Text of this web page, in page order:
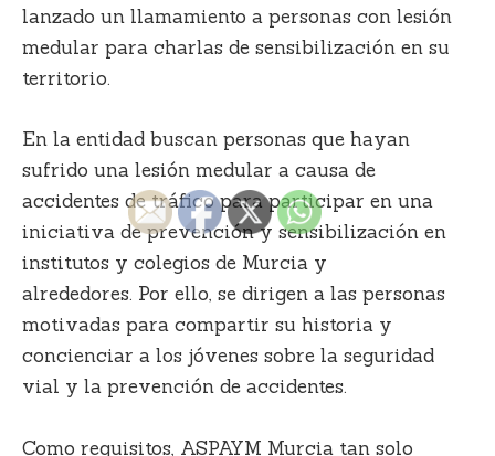
lanzado un llamamiento a personas con lesión
medular para charlas de sensibilización en su
territorio.
En la entidad buscan personas que hayan
sufrido una lesión medular a causa de
accidentes de tráfico para participar en una
iniciativa de prevención y sensibilización en
institutos y colegios de Murcia y
alrededores. Por ello, se dirigen a las personas
motivadas para compartir su historia y
concienciar a los jóvenes sobre la seguridad
vial y la prevención de accidentes.
Como requisitos, ASPAYM Murcia tan solo